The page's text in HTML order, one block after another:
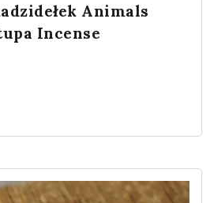
Animals
Incense